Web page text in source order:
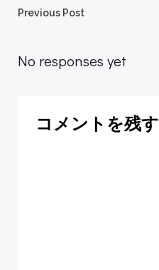
Post
navigation
Previous Post
No responses yet
コメントを残す